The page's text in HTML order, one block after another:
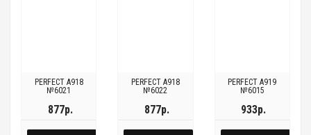
PERFECT A918
№6021
877р.
PERFECT A918
№6022
877р.
PERFECT A919
№6015
933р.